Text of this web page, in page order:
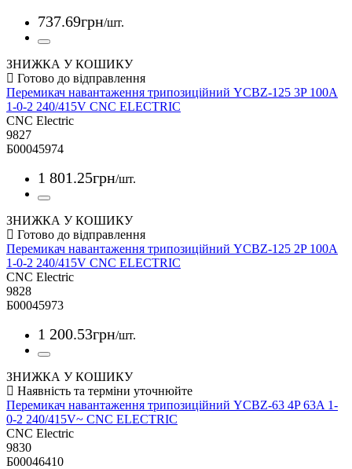
737.69грн/шт.
ЗНИЖКА У КОШИКУ
Перемикач навантаження трипозиційний YCBZ-125 3P 100A
1-0-2 240/415V CNC ELECTRIC
CNC Electric
9827
Б00045974
1 801.25грн/шт.
ЗНИЖКА У КОШИКУ
Перемикач навантаження трипозиційний YCBZ-125 2P 100A
1-0-2 240/415V CNC ELECTRIC
CNC Electric
9828
Б00045973
1 200.53грн/шт.
ЗНИЖКА У КОШИКУ
Перемикач навантаження трипозиційний YCBZ-63 4P 63A 1-
0-2 240/415V~ CNC ELECTRIC
CNC Electric
9830
Б00046410